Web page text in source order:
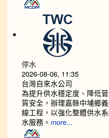
停水
2026-08-06, 11:35
台灣自來水公司
為提升供水穩定度、降低
質安全，辦理嘉縣中埔鄉
線工程，以強化整體供水
水服務。 more...